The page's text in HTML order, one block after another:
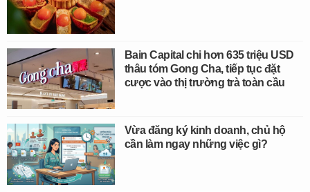
Bain Capital chi hơn 635 triệu USD
thâu tóm Gong Cha, tiếp tục đặt
cược vào thị trường trà toàn cầu
Vừa đăng ký kinh doanh, chủ hộ
cần làm ngay những việc gì?